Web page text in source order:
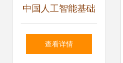
中国人工智能基础
数据服务行业报告
查看详情